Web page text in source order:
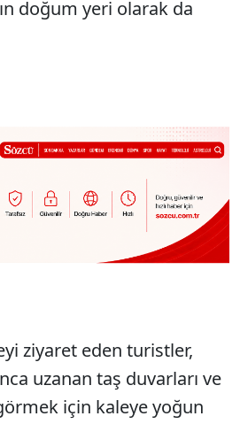
doğum yeri olarak da
ziyaret eden turistler,
uzanan taş duvarları ve
için kaleye yoğun